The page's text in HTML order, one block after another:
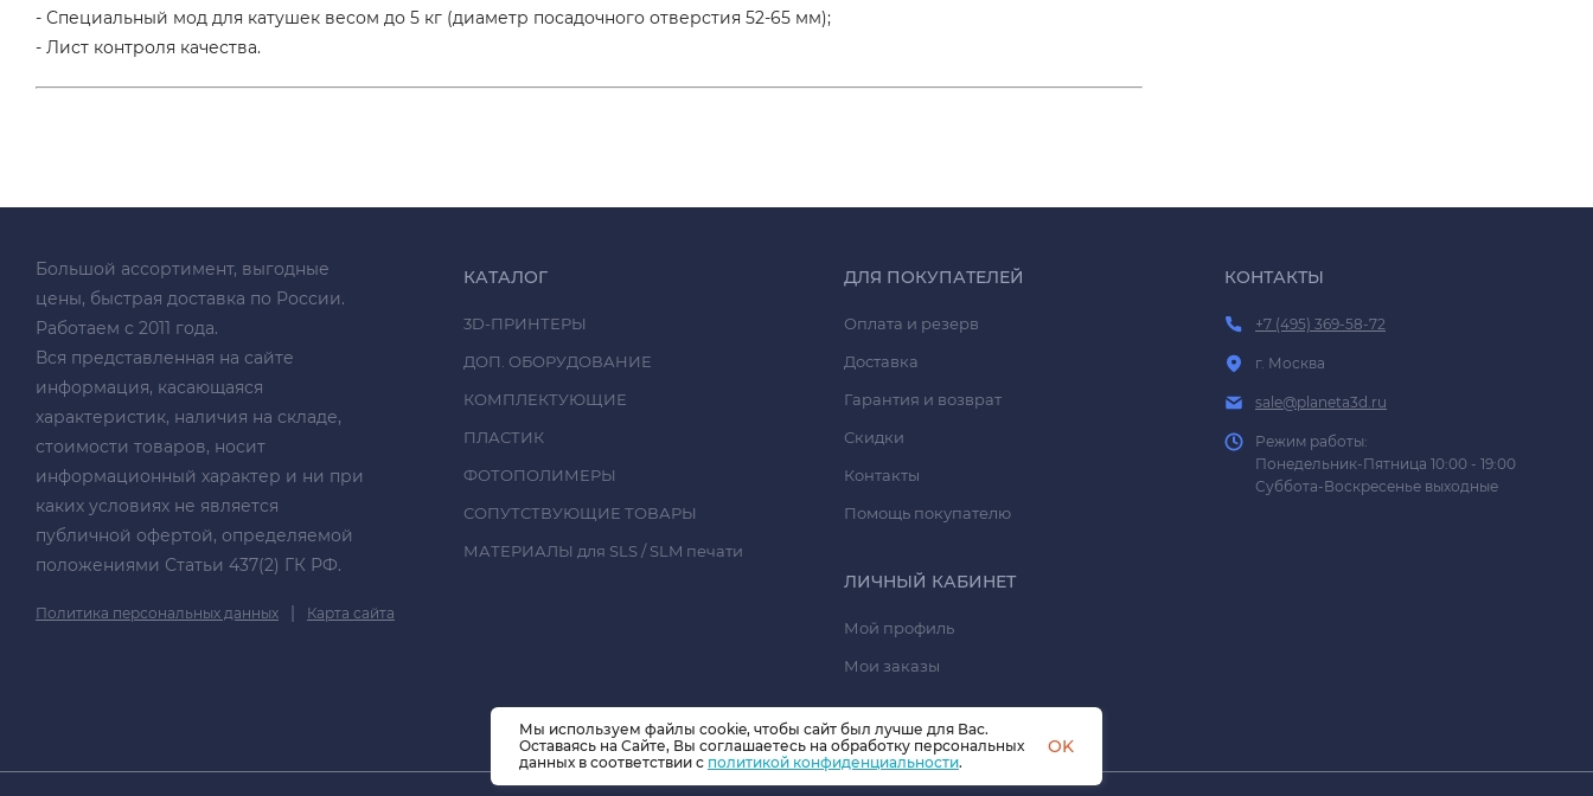
- Специальный мод для катушек весом до 5 кг (диаметр посадочного отверстия 52-65 мм);
- Лист контроля качества.
Большой ассортимент, выгодные
цены, быстрая доставка по России.
Работаем с 2011 года.
Вся представленная на сайте
информация, касающаяся
характеристик, наличия на складе,
стоимости товаров, носит
информационный характер и ни при
каких условиях не является
публичной офертой, определяемой
положениями Статьи 437(2) ГК РФ.
Политика персональных данных | Карта сайта
КАТАЛОГ
3D-ПРИНТЕРЫ
ДОП. ОБОРУДОВАНИЕ
КОМПЛЕКТУЮЩИЕ
ПЛАСТИК
ФОТОПОЛИМЕРЫ
СОПУТСТВУЮЩИЕ ТОВАРЫ
МАТЕРИАЛЫ для SLS / SLM печати
ДЛЯ ПОКУПАТЕЛЕЙ
Оплата и резерв
Доставка
Гарантия и возврат
Скидки
Контакты
Помощь покупателю
ЛИЧНЫЙ КАБИНЕТ
Мой профиль
Мои заказы
КОНТАКТЫ
+7 (495) 369-58-72
г. Москва
sale@planeta3d.ru
Режим работы:
Понедельник-Пятница 10:00 - 19:00
Суббота-Воскресенье выходные
Мы используем файлы cookie, чтобы сайт был лучше для Вас.
Оставаясь на Сайте, Вы соглашаетесь на обработку персональных
данных в соответствии с политикой конфиденциальности.
OK